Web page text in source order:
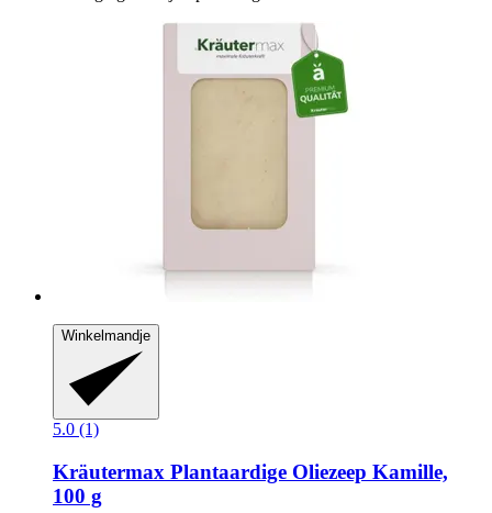
Winkelmandje
5.0 (1)
Kräutermax Plantaardige Oliezeep Kamille,
100 g